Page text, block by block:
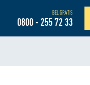
BEL GRATIS
0800 - 255 72 33